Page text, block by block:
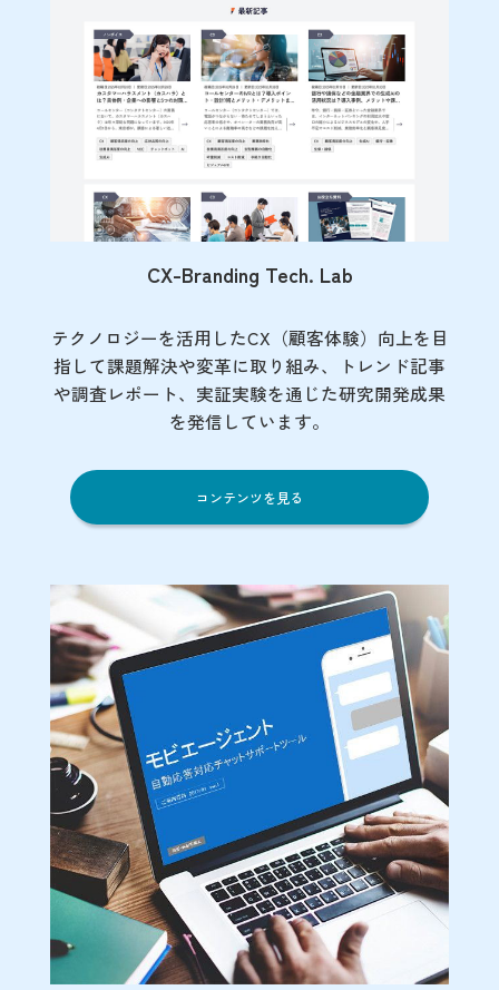
CX-Branding Tech. Lab
テクノロジーを活用したCX（顧客体験）向上を目
指して課題解決や変革に取り組み、トレンド記事
や調査レポート、実証実験を通じた研究開発成果
を発信しています。
コンテンツを見る